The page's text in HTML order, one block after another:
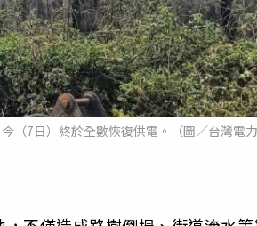
（7日）終於全數恢復供電。（圖／台灣電力